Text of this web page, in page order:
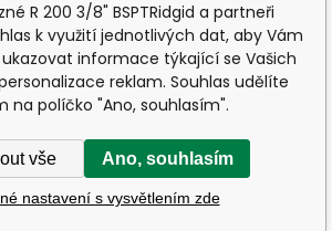
R 200 3/8" BSPTRidgid a partneři
k využití jednotlivých dat, aby Vám
informace týkající se Vašich
reklam. Souhlas udělíte
na políčko "Ano, souhlasím".
vše Ano, souhlasím
nastavení s vysvětlením zde